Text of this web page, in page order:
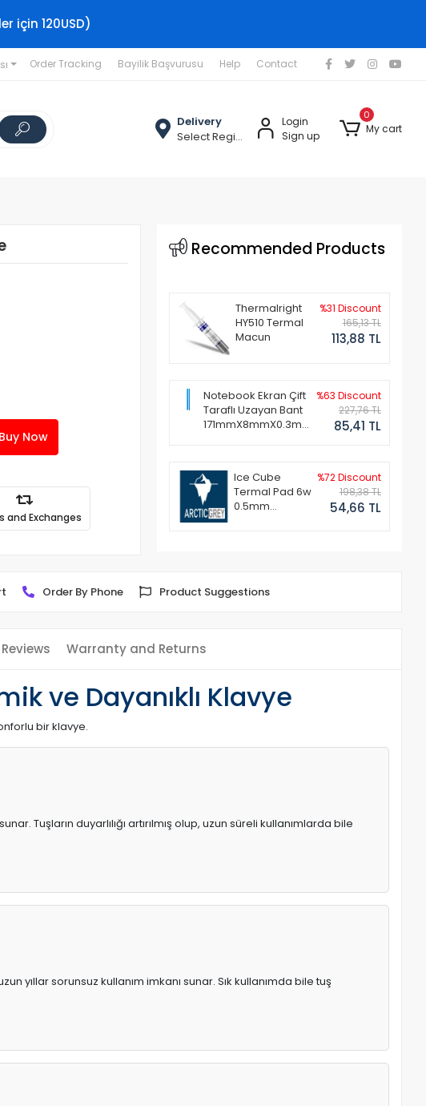
için 120USD)
Order Tracking Bayilik Başvurusu Help Contact
Delivery
Select Region
Login
Sign up
0
My cart
Buy Now
and Exchanges
Recommended Products
Thermalright
HY510 Termal
Macun
%31 Discount
165,13 TL
113,88 TL
Notebook Ekran Çift
Taraflı Uzayan Bant
171mmX8mmX0.3mm
%63 Discount
227,76 TL
85,41 TL
Ice Cube
Termal Pad 6w
0.5mm
%72 Discount
198,38 TL
54,66 TL
Order By Phone Product Suggestions
Reviews Warranty and Returns
ve Dayanıklı Klavye
bir klavye.
Tuşların duyarlılığı artırılmış olup, uzun süreli kullanımlarda bile
yıllar sorunsuz kullanım imkanı sunar. Sık kullanımda bile tuş